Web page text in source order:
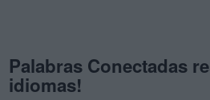
Palabras Conectadas
idiomas!